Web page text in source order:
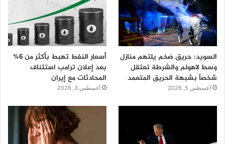
السويد: حريق ضخم يلتهم منازل
وسط لاهولم والشرطة تعتقل
شخصاً بشبهة الحريق المتعمد
أغسطس 5, 2026
أسعار النفط تهبط بأكثر من 6%
بعد إعلان ترامب استئناف
المحادثات مع إيران
أغسطس 3, 2026